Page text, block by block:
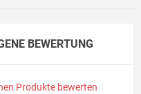
BEWERTUNG
Produkte bewerten